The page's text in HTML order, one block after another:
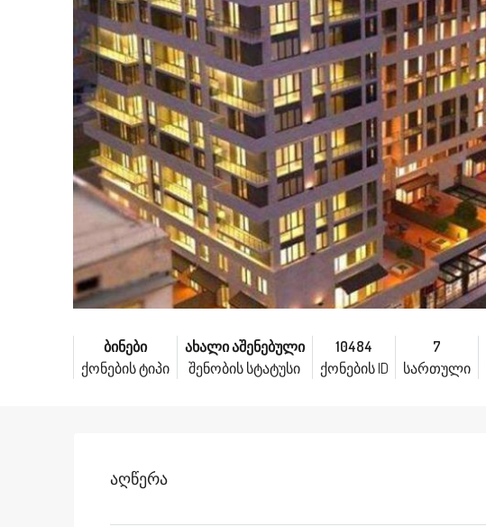
ბინები
ქონების ტიპი
ახალი აშენებული
შენობის სტატუსი
10484
ქონების ID
7
სართული
Აღწერა